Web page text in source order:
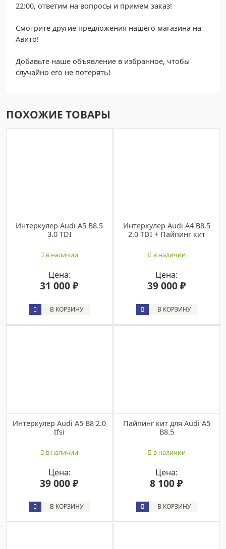
22:00, ответим на вопросы и примем заказ!
Смотрите другие предложения нашего магазина на
Авито!
Добавьте наше объявление в избранное, чтобы
случайно его не потерять!
ПОХОЖИЕ ТОВАРЫ
Интеркулер Audi A5 B8.5
3.0 TDI
в наличии
Цена:
31 000 ₽
В КОРЗИНУ
Интеркулер Audi A4 B8.5
2.0 TDI + Пайпинг кит
в наличии
Цена:
39 000 ₽
В КОРЗИНУ
Интеркулер Audi A5 B8 2.0
tfsi
в наличии
Цена:
39 000 ₽
В КОРЗИНУ
Пайпинг кит для Audi A5
B8.5
в наличии
Цена:
8 100 ₽
В КОРЗИНУ